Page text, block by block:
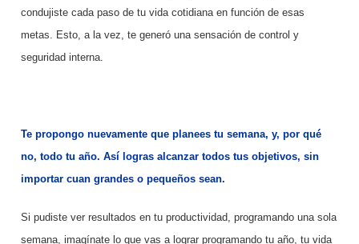
condujiste cada paso de tu vida cotidiana en función de esas
metas. Esto, a la vez, te generó una sensación de control y
seguridad interna.
Te propongo nuevamente que planees tu semana, y, por qué
no, todo tu año. Así logras alcanzar todos tus objetivos, sin
importar cuan grandes o pequeños sean.
Si pudiste ver resultados en tu productividad, programando una sola
semana, imagínate lo que vas a lograr programando tu año, tu vida